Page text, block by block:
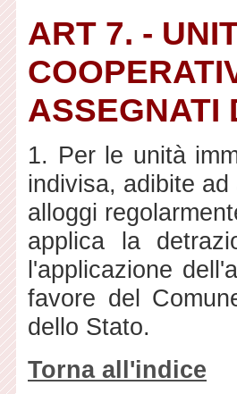
ART 7. -
ASSEGNATI
1. Per le unità
indivisa, adibite
alloggi
applica la
l'applicazione
favore del
dello Stato.
Torna all'indice